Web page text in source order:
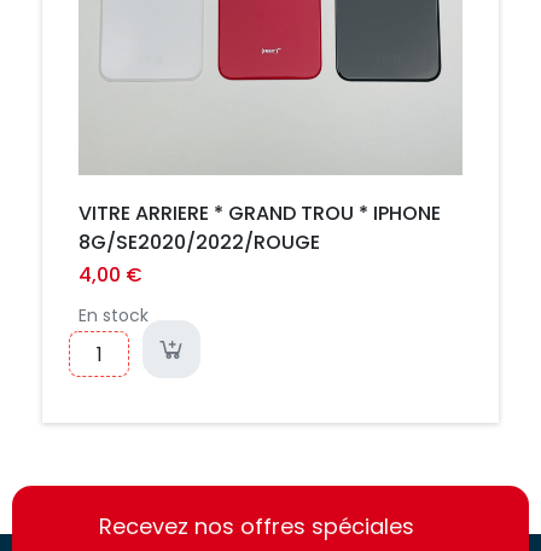
VITRE ARRIERE * GRAND TROU * IPHONE
8G/SE2020/2022/ROUGE
4,00 €
En stock
https://france-
access.fr
https://france-
access.fr
Recevez nos offres spéciales